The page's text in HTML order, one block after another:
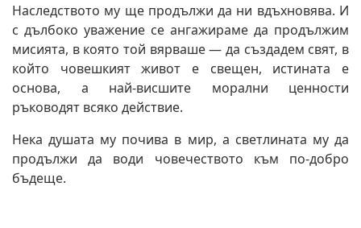
Наследството му ще продължи да ни вдъхновява. И
с дълбоко уважение се ангажираме да продължим
мисията, в която той вярваше — да създадем свят, в
който човешкият живот е свещен, истината е
основа, а най-висшите морални ценности
ръководят всяко действие.
Нека душата му почива в мир, а светлината му да
продължи да води човечеството към по-добро
бъдеще.